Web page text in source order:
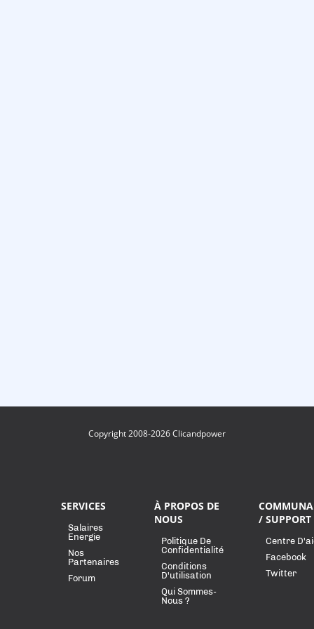
Copyright 2008-2026 Clicandpower
SERVICES
Salaires
Energie
Nos
Partenaires
Forum
À PROPOS DE
NOUS
Politique De
Confidentialité
Conditions
D'utilisation
Qui Sommes-
Nous ?
/ SUPPORT
Centre
Facebook
Twitter